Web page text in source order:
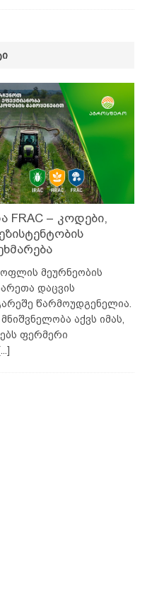
FRAC – კოდები,
მეურნეობის
დაცვის
წარმოუდგენელია.
აქვს იმას,
ფერმერი
[...]